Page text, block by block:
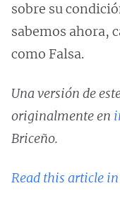
sobre su
sabemos ahora,
como Falsa.
Una versión de
originalmente en
Briceño.
Read this article